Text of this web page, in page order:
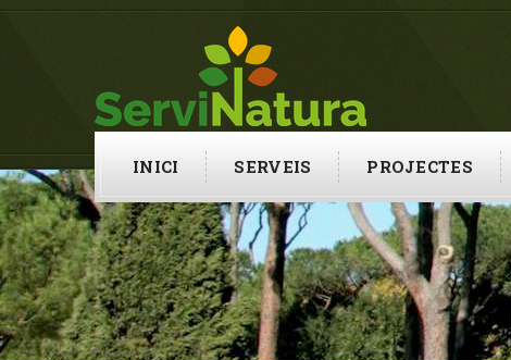
INICI SERVEIS PROJECTES